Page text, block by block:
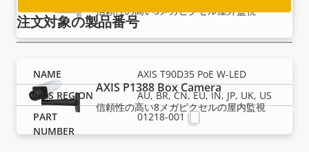
信頼性の高い5メガピクセル屋外監視
AXIS P1388 Box Camera
信頼性の高い8メガピクセルの屋内監視
注文対象の製品番号
AXIS T90D35 PoE W-LED
AU, BR, CN, EU, IN, JP, UK, US
01218-001